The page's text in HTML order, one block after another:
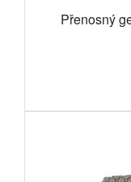
Přenosný